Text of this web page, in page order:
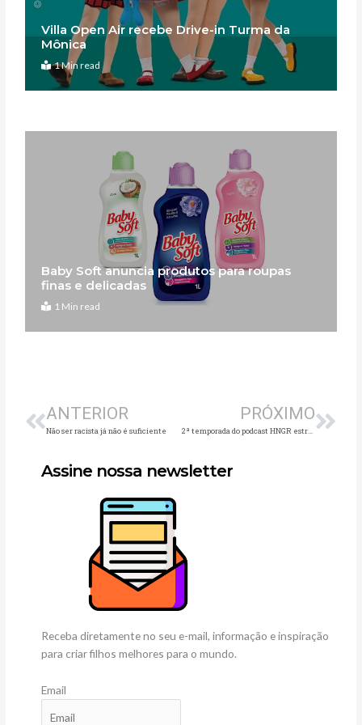
Villa Open Air recebe Drive-in Turma da
Mônica
1 Min read
Baby Soft anuncia produtos para roupas
finas e delicadas
1 Min read
ANTERIOR
Não ser racista já não é suficiente
PRÓXIMO
2ª temporada do podcast HNGR estreia nas plataformas de streaming de áudio
Assine nossa newsletter
Receba diretamente no seu e-mail, informação e inspiração
para criar filhos melhores para o mundo.
Email